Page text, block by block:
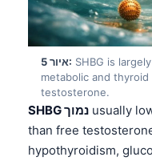
איור 5: SHBG is
metabolic and
testosterone.
SHBG נמוך usually
than free
hypothyroidism,